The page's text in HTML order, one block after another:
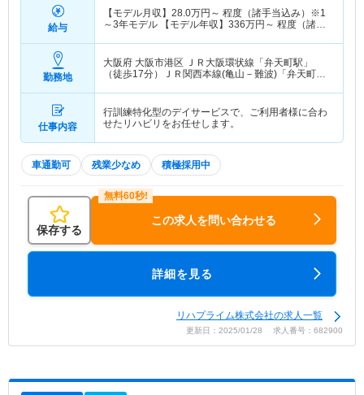
給与
【モデル月収】 28.0万円～ 程度（諸手当込み）※1
～3年モデル 【モデル年収】 336万円～ 程度（諸手
勤務地
大阪府 大阪市港区 ＪＲ大阪環状線「弁天町駅」
（徒歩17分）ＪＲ関西本線(亀山－難波)「弁天町
仕事内容
行訓練特化型のデイサービスで、ご利用者様に合わ
せたリハビリをお任せします。
車通勤可 残業少なめ 積極採用中
保存する
この求人を問い合わせる
詳細を見る
リハプライム株式会社の求人一覧
更新日：2025/01/28 求人番号：682900